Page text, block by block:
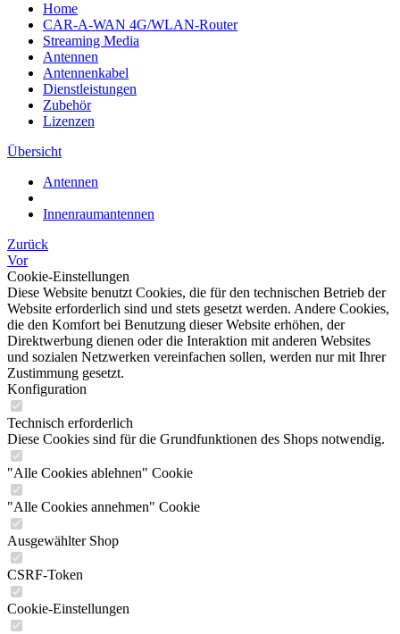
Home
CAR-A-WAN 4G/WLAN-Router
Streaming Media
Antennen
Antennenkabel
Dienstleistungen
Zubehör
Lizenzen
Übersicht
Antennen
Innenraumantennen
Zurück
Vor
Cookie-Einstellungen
Diese Website benutzt Cookies, die für den technischen Betrieb der
Website erforderlich sind und stets gesetzt werden. Andere Cookies,
die den Komfort bei Benutzung dieser Website erhöhen, der
Direktwerbung dienen oder die Interaktion mit anderen Websites
und sozialen Netzwerken vereinfachen sollen, werden nur mit Ihrer
Zustimmung gesetzt.
Konfiguration
Technisch erforderlich
Diese Cookies sind für die Grundfunktionen des Shops notwendig.
"Alle Cookies ablehnen" Cookie
"Alle Cookies annehmen" Cookie
Ausgewählter Shop
CSRF-Token
Cookie-Einstellungen